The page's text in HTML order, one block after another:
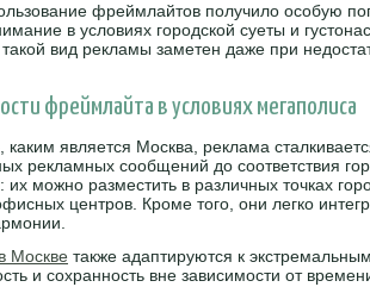
фреймлайтов получило особую
в условиях городской суеты и
такой вид рекламы заметен даже при
фреймлайта в условиях мегаполиса
каким является Москва, реклама
рекламных сообщений до соответствия
их можно разместить в различных точках
центров. Кроме того, они легко
Москве также адаптируются к
и сохранность вне зависимости от